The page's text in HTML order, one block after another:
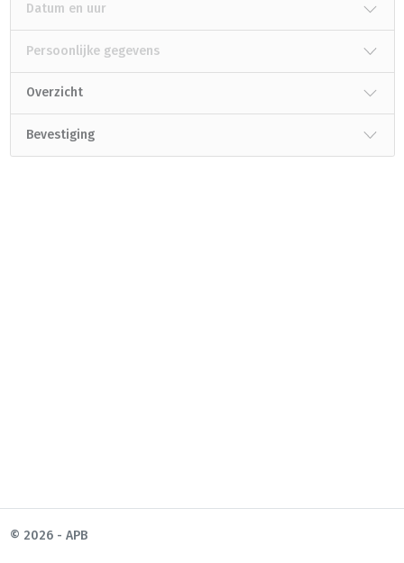
Datum en uur
Persoonlijke gegevens
Overzicht
Bevestiging
© 2026 - APB